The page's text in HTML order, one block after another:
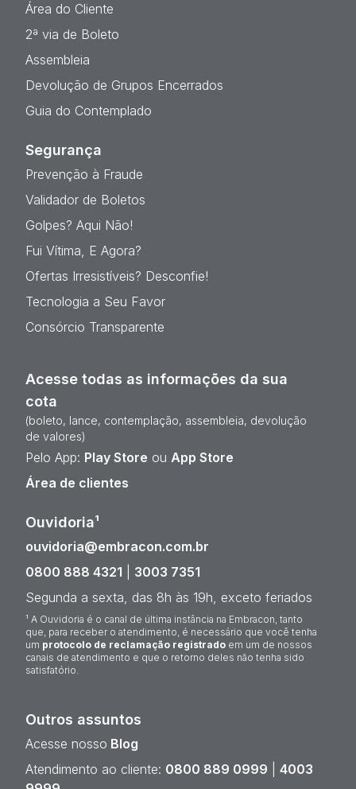
Área do Cliente
2ª via de Boleto
Assembleia
Devolução de Grupos Encerrados
Guia do Contemplado
Segurança
Prevenção à Fraude
Validador de Boletos
Golpes? Aqui Não!
Fui Vítima, E Agora?
Ofertas Irresistíveis? Desconfie!
Tecnologia a Seu Favor
Consórcio Transparente
Acesse todas as informações da sua
cota
(boleto, lance, contemplação, assembleia, devolução
de valores)
Pelo App: Play Store ou App Store
Área de clientes
Ouvidoria¹
ouvidoria@embracon.com.br
0800 888 4321
3003 7351
Segunda a sexta, das 8h às 19h, exceto feriados
¹ A Ouvidoria é o canal de última instância na Embracon, tanto
que, para receber o atendimento, é necessário que você tenha
um protocolo de reclamação registrado em um de nossos
canais de atendimento e que o retorno deles não tenha sido
satisfatório.
Outros assuntos
Acesse nosso Blog
Atendimento ao cliente: 0800 889 0999
4003